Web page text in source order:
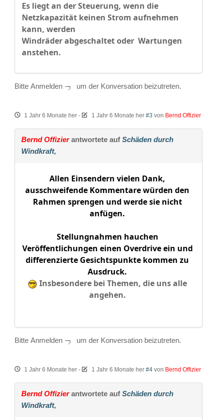
Es liegt an der Steuerung, wenn die
Netzkapazität keinen Strom aufnehmen
kann, werden
Windräder abgeschaltet oder Wartungen
anstehen.
Bitte Anmelden um der Konversation beizutreten.
1 Jahr 6 Monate her - 1 Jahr 6 Monate her #3 von Bernd Offizier
Bernd Offizierantwortete auf Schäden durch
Windkraft,
Allen Einsendern vielen Dank,
ausschweifende Kommentare würden den
Rahmen sprengen und werde sie nicht
anfügen.
Stellungnahmen hauchen
Veröffentlichungen einen Overdrive ein und
differenzierte Gesichtspunkte kommen zu
Ausdruck.
Insbesondere bei Themen, die uns alle
angehen.
Bitte Anmelden um der Konversation beizutreten.
1 Jahr 6 Monate her - 1 Jahr 6 Monate her #4 von Bernd Offizier
Bernd Offizierantwortete auf Schäden durch
Windkraft,